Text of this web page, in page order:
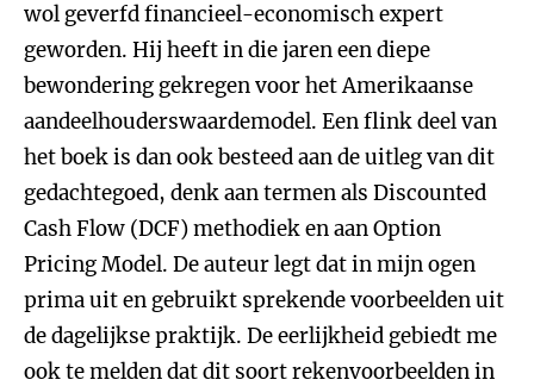
wol geverfd financieel-economisch expert
geworden. Hij heeft in die jaren een diepe
bewondering gekregen voor het Amerikaanse
aandeelhouderswaardemodel. Een flink deel van
het boek is dan ook besteed aan de uitleg van dit
gedachtegoed, denk aan termen als Discounted
Cash Flow (DCF) methodiek en aan Option
Pricing Model. De auteur legt dat in mijn ogen
prima uit en gebruikt sprekende voorbeelden uit
de dagelijkse praktijk. De eerlijkheid gebiedt me
ook te melden dat dit soort rekenvoorbeelden in